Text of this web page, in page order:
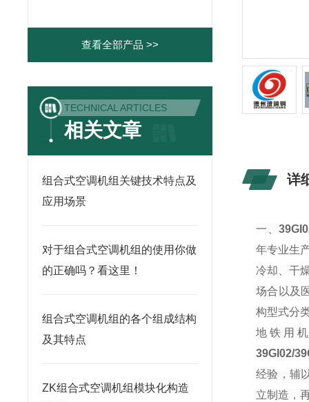
查看全部产品 >>
TECHNICAL ARTICLES
相关文章
组合式空调机组关键技术特点及
应用场景
对于组合式空调机组的使用你做
的正确吗？看这里！
组合式空调机组的各个组成结构
及其特点
ZK组合式空调机组模块化构造
详
一、
年专业生
冷却、干
场合以及
构型式分
地铁用
39GI02/
经验，辅
立制造，